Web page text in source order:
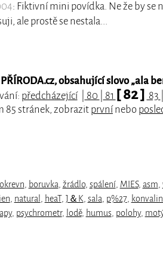
: Fiktivní mini povídka. Ne že by se
ale prostě se nestala...
obsahující slovo „ala
předcházející| 80 81 [ 82 ] 83
85 stránek, zobrazit prvnínebo
boruvka žrádlo, spálení, MIES, asm
natural heaT, J＆K sala p%27,
, psychrometr, lodě, humus polohy,